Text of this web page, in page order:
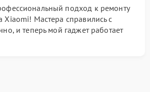
подход к ремонту
Xiaomi! Мастера справились с
и теперь мой гаджет работает